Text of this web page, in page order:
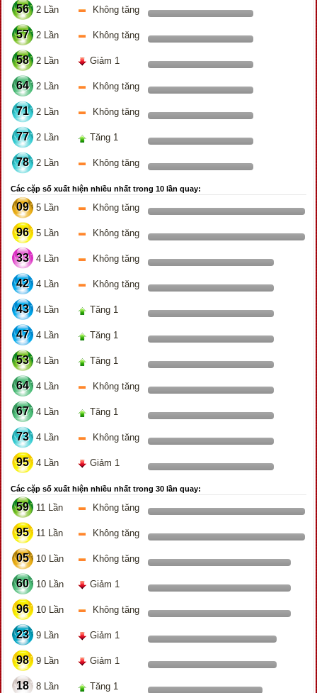
56 2 Lần Không tăng
57 2 Lần Không tăng
58 2 Lần Giảm 1
64 2 Lần Không tăng
71 2 Lần Không tăng
77 2 Lần Tăng 1
78 2 Lần Không tăng
Các cặp số xuất hiện nhiều nhất trong 10 lần quay:
09 5 Lần Không tăng
96 5 Lần Không tăng
33 4 Lần Không tăng
42 4 Lần Không tăng
43 4 Lần Tăng 1
47 4 Lần Tăng 1
53 4 Lần Tăng 1
64 4 Lần Không tăng
67 4 Lần Tăng 1
73 4 Lần Không tăng
95 4 Lần Giảm 1
Các cặp số xuất hiện nhiều nhất trong 30 lần quay:
59 11 Lần Không tăng
95 11 Lần Không tăng
05 10 Lần Không tăng
60 10 Lần Giảm 1
96 10 Lần Không tăng
23 9 Lần Giảm 1
98 9 Lần Giảm 1
18 8 Lần Tăng 1